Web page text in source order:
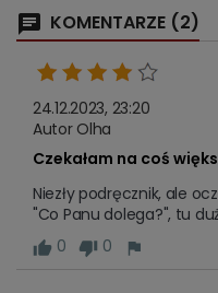
KOMENTARZE (2)
24.12.2023, 23:20
Autor Olha
Czekałam na coś
Niezły podręcznik, ale
"Co Panu dolega?", tu
0
0